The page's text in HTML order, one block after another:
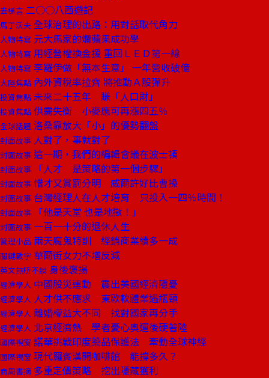
去梯言 二○○八西遊記
馬丁沃夫 全球治理的出路：用對話取代角力
人物特寫 元大馬家的爛蘋果成功學
人物特寫 用經營權換金援 重回ＬＥＤ第一線
人物特寫 李羅伊做「無本生意」 一年營收破億
大陸焦點 內外資稅率拉齊 將推動Ａ股彈升
投資焦點 未來二十五年 賺「人口財」
投資焦點 供需失衡 小麥應可再漲四五％
全球話題 洛桑靠放大「小」的優勢翻盤
封面故事 人對了，事就對了
封面故事 這一期，我們的編輯會議在波士頓
封面故事 「人才 是策略的第一個步驟」
封面故事 惜才又賞罰分明 威爾許好比曹操
封面故事 台灣經理人在人才培育 只投入一四％時間！
封面故事 「他是天堂 也是地獄！」
封面故事 一百一十分的退休人生
管理小品 兩天魔鬼特訓 經銷商業績多一成
關鍵數字 華爾街女力不增反減
英文無所不談 身後褒揚
經濟學人 中國股災連動 震出美國經濟隱憂
經濟學人 人才供不應求 東歐軟體業遇瓶頸
經濟學人 離婚權益大不同 找對國家再分手
經濟學人 北京經濟熱 學者憂心奧運後硬著陸
國際視窗 諾華挑戰印度藥品保護法 牽動全球神經
國際視窗 現代羅賓漢開咖啡館 能撐多久？
商周書摘 多重定價策略 挖出隱藏獲利